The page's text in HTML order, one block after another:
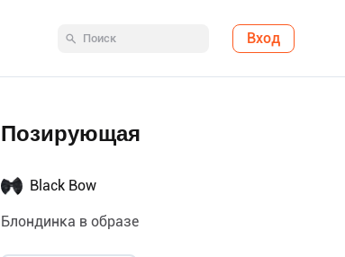
Вход
Позирующая
Black Bow
Блондинка в образе